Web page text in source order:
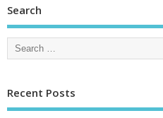
Search
Recent Posts